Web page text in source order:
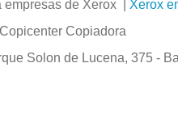
empresas de Xerox | Xerox
Copicenter Copiadora
Solon de Lucena, 375 -